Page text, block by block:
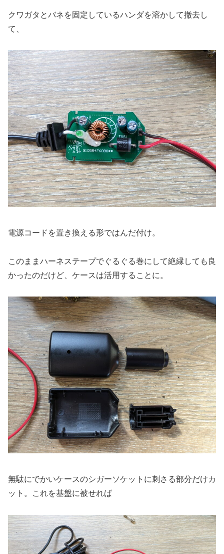
クワガタとバネを固定しているハンダを溶かして撤去し
て、
電源コードを置き換える形ではんだ付け。
このままハーネステープでぐるぐる巻にして絶縁しても良
かったのだけど、ケースは活用することに。
無駄にでかいケースのシガーソケットに刺さる部分だけカ
ット。これを基盤に被せれば